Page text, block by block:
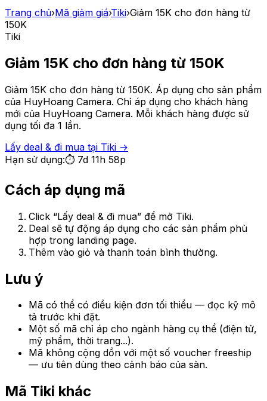
Trang chủ›Mã giảm giá›Tiki›Giảm 15K cho đơn hàng từ
150K
Tiki
Giảm 15K cho đơn hàng từ 150K
Giảm 15K cho đơn hàng từ 150K. Áp dụng cho sản phẩm
của HuyHoang Camera. Chỉ áp dụng cho khách hàng
mới của HuyHoang Camera. Mỗi khách hàng được sử
dụng tối đa 1 lần.
Lấy deal & đi mua tại Tiki →
Hạn sử dụng:⏱ 7d 11h 58p
Cách áp dụng mã
Click “Lấy deal & đi mua” để mở Tiki.
Deal sẽ tự động áp dụng cho các sản phẩm phù
hợp trong landing page.
Thêm vào giỏ và thanh toán bình thường.
Lưu ý
Mã có thể có điều kiện đơn tối thiểu — đọc kỹ mô
tả trước khi đặt.
Một số mã chỉ áp cho ngành hàng cụ thể (điện tử,
mỹ phẩm, thời trang...).
Mã không cộng dồn với một số voucher freeship
— ưu tiên dùng theo cảnh báo của sàn.
Mã Tiki khác